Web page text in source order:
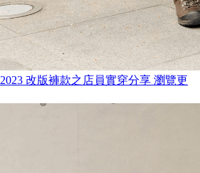
2023 改版褲款之店員實穿分享 瀏覽更